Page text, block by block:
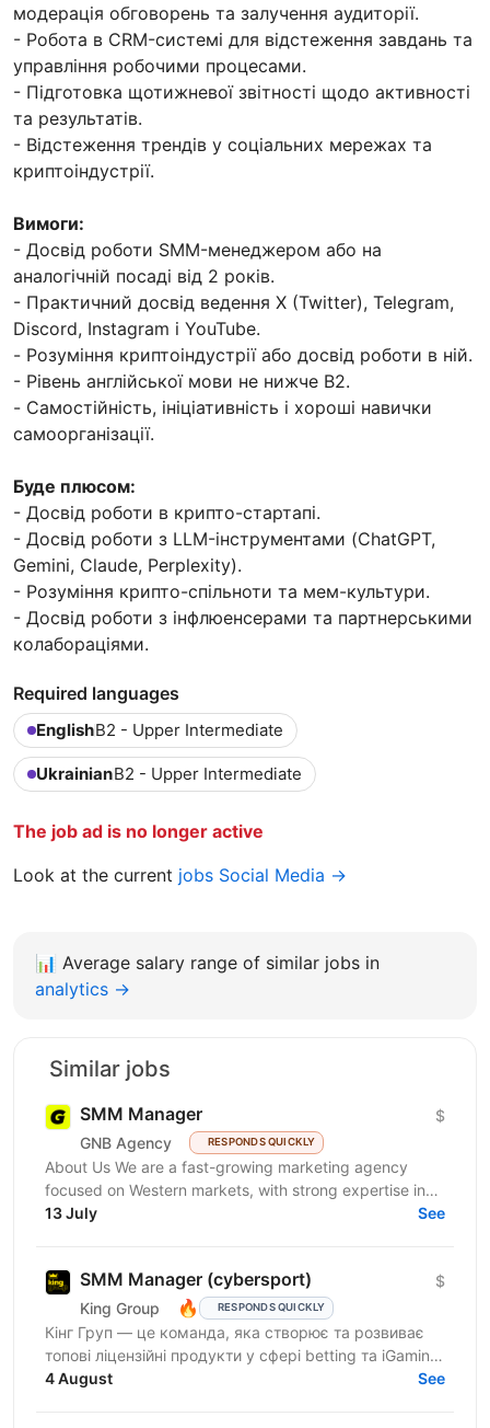
модерація обговорень та залучення аудиторії.
- Робота в CRM-системі для відстеження завдань та
управління робочими процесами.
- Підготовка щотижневої звітності щодо активності
та результатів.
- Відстеження трендів у соціальних мережах та
криптоіндустрії.
Вимоги:
- Досвід роботи SMM-менеджером або на
аналогічній посаді від 2 років.
- Практичний досвід ведення X (Twitter), Telegram,
Discord, Instagram і YouTube.
- Розуміння криптоіндустрії або досвід роботи в ній.
- Рівень англійської мови не нижче B2.
- Самостійність, ініціативність і хороші навички
самоорганізації.
Буде плюсом:
- Досвід роботи в крипто-стартапі.
- Досвід роботи з LLM-інструментами (ChatGPT,
Gemini, Claude, Perplexity).
- Розуміння крипто-спільноти та мем-культури.
- Досвід роботи з інфлюенсерами та партнерськими
колабораціями.
Required languages
EnglishB2 - Upper Intermediate
UkrainianB2 - Upper Intermediate
The job ad is no longer active
Look at the current jobs Social Media →
📊 Average salary range of similar jobs in
analytics →
Similar jobs
SMM Manager
GNB Agency RESPONDS QUICKLY
$
About Us We are a fast-growing marketing agency
focused on Western markets, with strong expertise in
cryptocurrency, gambling, and betting. We work with...
13 July See
SMM Manager (cybersport)
King Group 🔥 RESPONDS QUICKLY
$
Кінг Груп — це команда, яка створює та розвиває
топові ліцензійні продукти у сфері betting та iGaming.
Наш бренд Betking активно масштабується та
4 August See